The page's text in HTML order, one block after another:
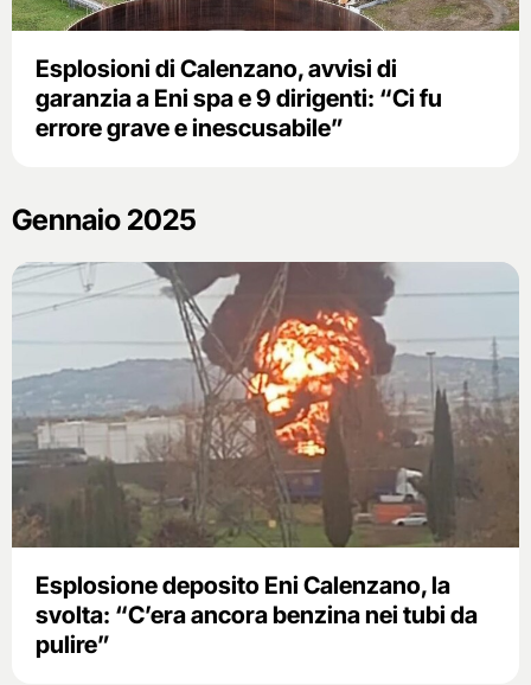
Esplosioni di Calenzano, avvisi di
garanzia a Eni spa e 9 dirigenti: “Ci fu
errore grave e inescusabile”
Gennaio 2025
Esplosione deposito Eni Calenzano, la
svolta: “C’era ancora benzina nei tubi da
pulire”